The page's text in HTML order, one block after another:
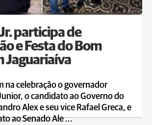
participa de
e Festa do Bom
Jaguariaíva
na celebração o governador
o candidato ao Governo do
Alex e seu vice Rafael Greca, e
ao Senado Ale ...